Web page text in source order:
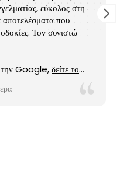
εύκολος στη
αποτελέσματα που
Τον συνιστώ
Google,δείτε το